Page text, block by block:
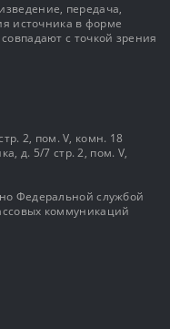
передача,
источника в форме
с точкой зрения
2, пом. V, комн. 18
д. 5/7 стр. 2, пом. V,
Федеральной службой
коммуникаций